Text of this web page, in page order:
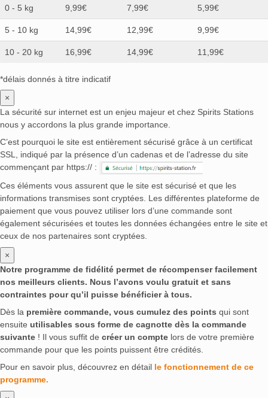
0 - 5 kg 9,99€ 7,99€ 5,99€
5 - 10 kg 14,99€ 12,99€ 9,99€
10 - 20 kg 16,99€ 14,99€ 11,99€
*délais donnés à titre indicatif
×
La sécurité sur internet est un enjeu majeur et chez Spirits Stations
nous y accordons la plus grande importance.
C’est pourquoi le site est entièrement sécurisé grâce à un certificat
SSL, indiqué par la présence d’un cadenas et de l’adresse du site
commençant par https:// :
Ces éléments vous assurent que le site est sécurisé et que les
informations transmises sont cryptées. Les différentes plateforme de
paiement que vous pouvez utiliser lors d’une commande sont
également sécurisées et toutes les données échangées entre le site et
ceux de nos partenaires sont cryptées.
×
Notre programme de fidélité permet de récompenser facilement
nos meilleurs clients. Nous l’avons voulu gratuit et sans
contraintes pour qu’il puisse bénéficier à tous.
Dès la première commande, vous cumulez des points qui sont
ensuite utilisables sous forme de cagnotte dès la commande
suivante ! Il vous suffit de créer un compte lors de votre première
commande pour que les points puissent être crédités.
Pour en savoir plus, découvrez en détail le fonctionnement de ce
programme.